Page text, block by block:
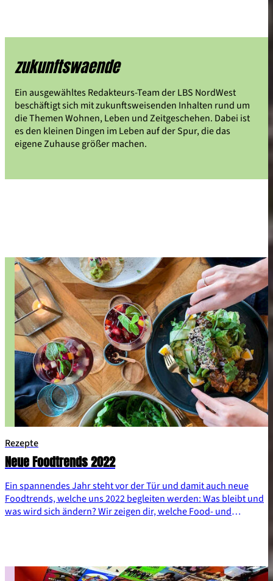
zukunftswaende
Ein ausgewähltes Redakteurs-Team der LBS NordWest
beschäftigt sich mit zukunftsweisenden Inhalten rund um
die Themen Wohnen, Leben und Zeitgeschehen. Dabei ist
es den kleinen Dingen im Leben auf der Spur, die das
eigene Zuhause größer machen.
Rezepte
Neue Foodtrends 2022
Ein spannendes Jahr steht vor der Tür und damit auch neue
Foodtrends, welche uns 2022 begleiten werden: Was bleibt und
was wird sich ändern? Wir zeigen dir, welche Food- und